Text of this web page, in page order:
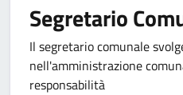
Segretario
Il segretario comunale
nell'amministrazione
responsabilità